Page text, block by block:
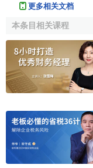
3.诚信纳税可以
前述美国学者福山
以降低
成
交往，诚信纳税就
税人缺乏诚信度，税
税务稽查
的力度，
可以给依法纳税者
的管理程序，如例
执行措施
等，从而
成本。事实的确如此
更多相关文档
本条目相关课程